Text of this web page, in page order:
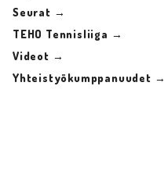
Seurat →
TEHO Tennisliiga →
Videot →
Yhteistyökumppanuudet →